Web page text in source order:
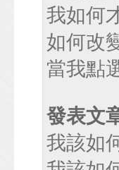
我如何
如何改
當我點
發表文
我該如